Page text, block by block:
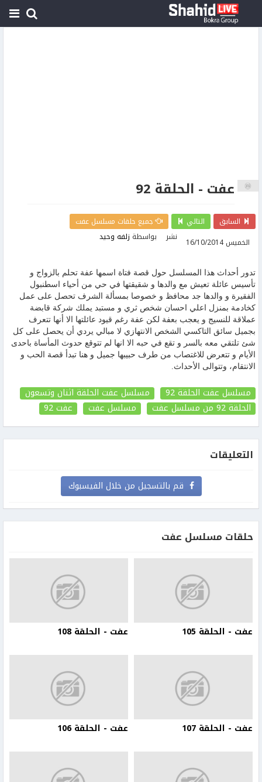
عفت - الحلقة 92
السابق التالي
جميع حلقات مسلسل عفت
نشر
الخميس 16/10/2014 بواسطة زلفه وحيد
تدور أحداث هذا المسلسل حول قصة فتاة اسمها عفة تحلم بالزواج و
تأسيس عائلة تعيش مع والدها و شقيقتها في حي من أحياء اسطنبول
الفقيرة و والدها جد محافظ و خصوصا بمسألة الشرف تحصل على عمل
كخادمة بمنزل اعلي احسان شخص ثري و مستبد يملك شركة قابضة
عملاقة للنسيج و يعجب بعفة لكن عفة رغم قيود عائلتها الا أنها تتعرف
بجميل سائق التاكسي الشخص الانتهازي لا مبالي يردي أن يحصل على كل
شئ تلتقي معه بالسر و تقع في حبه الا انها لم تتوقع حدوث المأساة باحدى
الأيام و تتعرض للاغتصاب من طرف حبيبها جميل و هنا تبدأ قصة الحب و
الانتقام، وتتوالى الأحداث.
مسلسل عفت الحلقة 92
مسلسل عفت الحلقة اثنان وتسعون
الحلقة 92
من مسلسل عفت مسلسل عفت عفت92
التعليقات
قم بالتسجيل من خلال الفيسبوك
حلقات مسلسل عفت
عفت - الحلقة 105 عفت - الحلقة 108
عفت - الحلقة 107 عفت - الحلقة 106